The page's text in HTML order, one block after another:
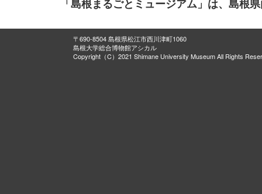
「島根まるごとミュージアム」は、島根
〒690-8504 島根県松江市西川津町1060
島根大学総合博物館アシカル
Copyright（C）2021 Shimane University Museum All Rights